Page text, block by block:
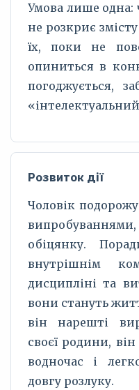
Умова лише одна:
не розкриє
їх, поки не
опиниться в
погоджується,
Розвиток дії
Чоловік
обіцянку.
внутрішнім
дисципліні та
вони стануть
він нарешті
своєї родини,
водночас і
довгу розлуку.